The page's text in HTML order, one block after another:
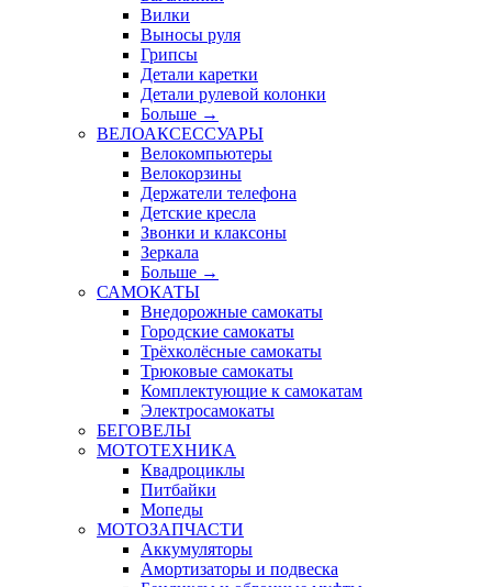
Вилки
Выносы руля
Грипсы
Детали каретки
Детали рулевой колонки
Больше →
ВЕЛОАКСЕССУАРЫ
Велокомпьютеры
Велокорзины
Держатели телефона
Детские кресла
Звонки и клаксоны
Зеркала
Больше →
САМОКАТЫ
Внедорожные самокаты
Городские самокаты
Трёхколёсные самокаты
Трюковые самокаты
Комплектующие к самокатам
Электросамокаты
БЕГОВЕЛЫ
МОТОТЕХНИКА
Квадроциклы
Питбайки
Мопеды
МОТОЗАПЧАСТИ
Аккумуляторы
Амортизаторы и подвеска